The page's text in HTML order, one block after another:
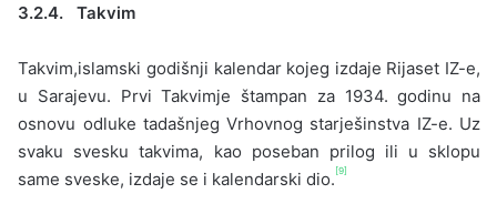
3.2.4. Takvim
Takvim,islamski godišnji kalendar kojeg izdaje Rijaset IZ-e,
u Sarajevu. Prvi Takvimje štampan za 1934. godinu na
osnovu odluke tadašnjeg Vrhovnog starješinstva IZ-e. Uz
svaku svesku takvima, kao poseban prilog ili u sklopu
same sveske, izdaje se i kalendarski dio. [9]